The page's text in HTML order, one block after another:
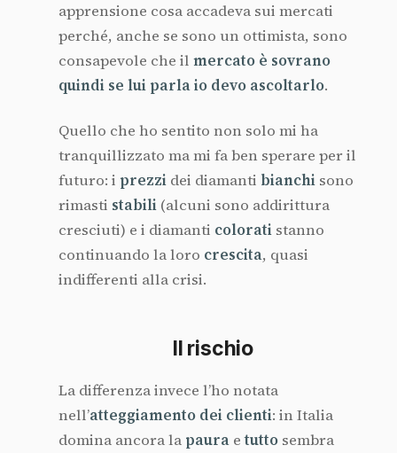
apprensione cosa accadeva sui mercati
perché, anche se sono un ottimista, sono
consapevole che il mercato è sovrano
quindi se lui parla io devo ascoltarlo.
Quello che ho sentito non solo mi ha
tranquillizzato ma mi fa ben sperare per il
futuro: i prezzi dei diamanti bianchi sono
rimasti stabili (alcuni sono addirittura
cresciuti) e i diamanti colorati stanno
continuando la loro crescita, quasi
indifferenti alla crisi.
Il rischio
La differenza invece l’ho notata
nell’atteggiamento dei clienti: in Italia
domina ancora la paura etutto sembra